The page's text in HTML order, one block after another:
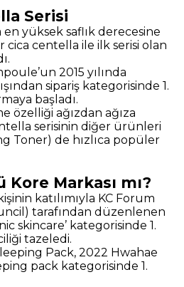
Serisi
en yüksek saflık derecesine
cica centella ile ilk serisi olan
2015 yılında
sipariş kategorisinde 1.
başladı.
özelliği ağızdan ağıza
serisinin diğer ürünleri
Toner) de hızlıca popüler
Kore Markası mı?
katılımıyla KC Forum
tarafından düzenlenen
skincare’ kategorisinde 1.
tazeledi.
Pack, 2022 Hwahae
pack kategorisinde 1.